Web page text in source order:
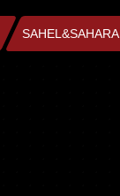
SAHEL&SAHARA